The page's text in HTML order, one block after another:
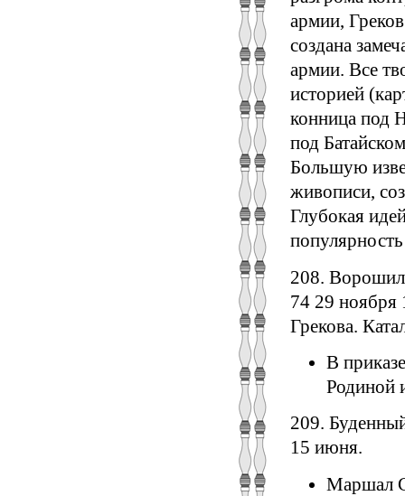
армии,
создана
армии. Все
историей
конница под
под
Большую
живописи,
Глубокая
208.
74 29
Грекова.
В
Родиной
209.
15 июня.
Маршал